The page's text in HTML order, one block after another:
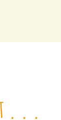
. . .